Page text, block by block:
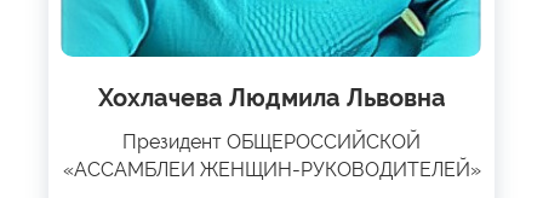
Хохлачева Людмила Львовна
Президент ОБЩЕРОССИЙСКОЙ
«АССАМБЛЕИ ЖЕНЩИН-РУКОВОДИТЕЛЕЙ»